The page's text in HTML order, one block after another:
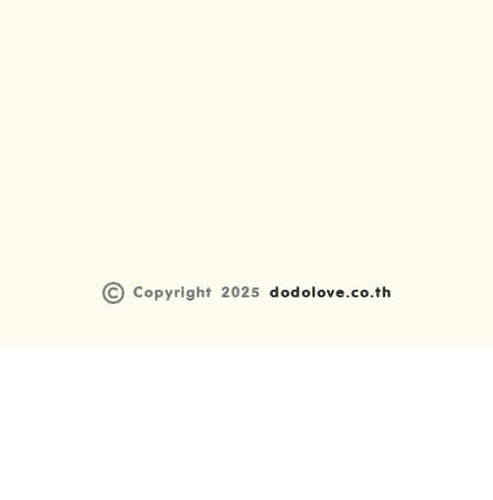
Copyright 2025 dodolove.co.th